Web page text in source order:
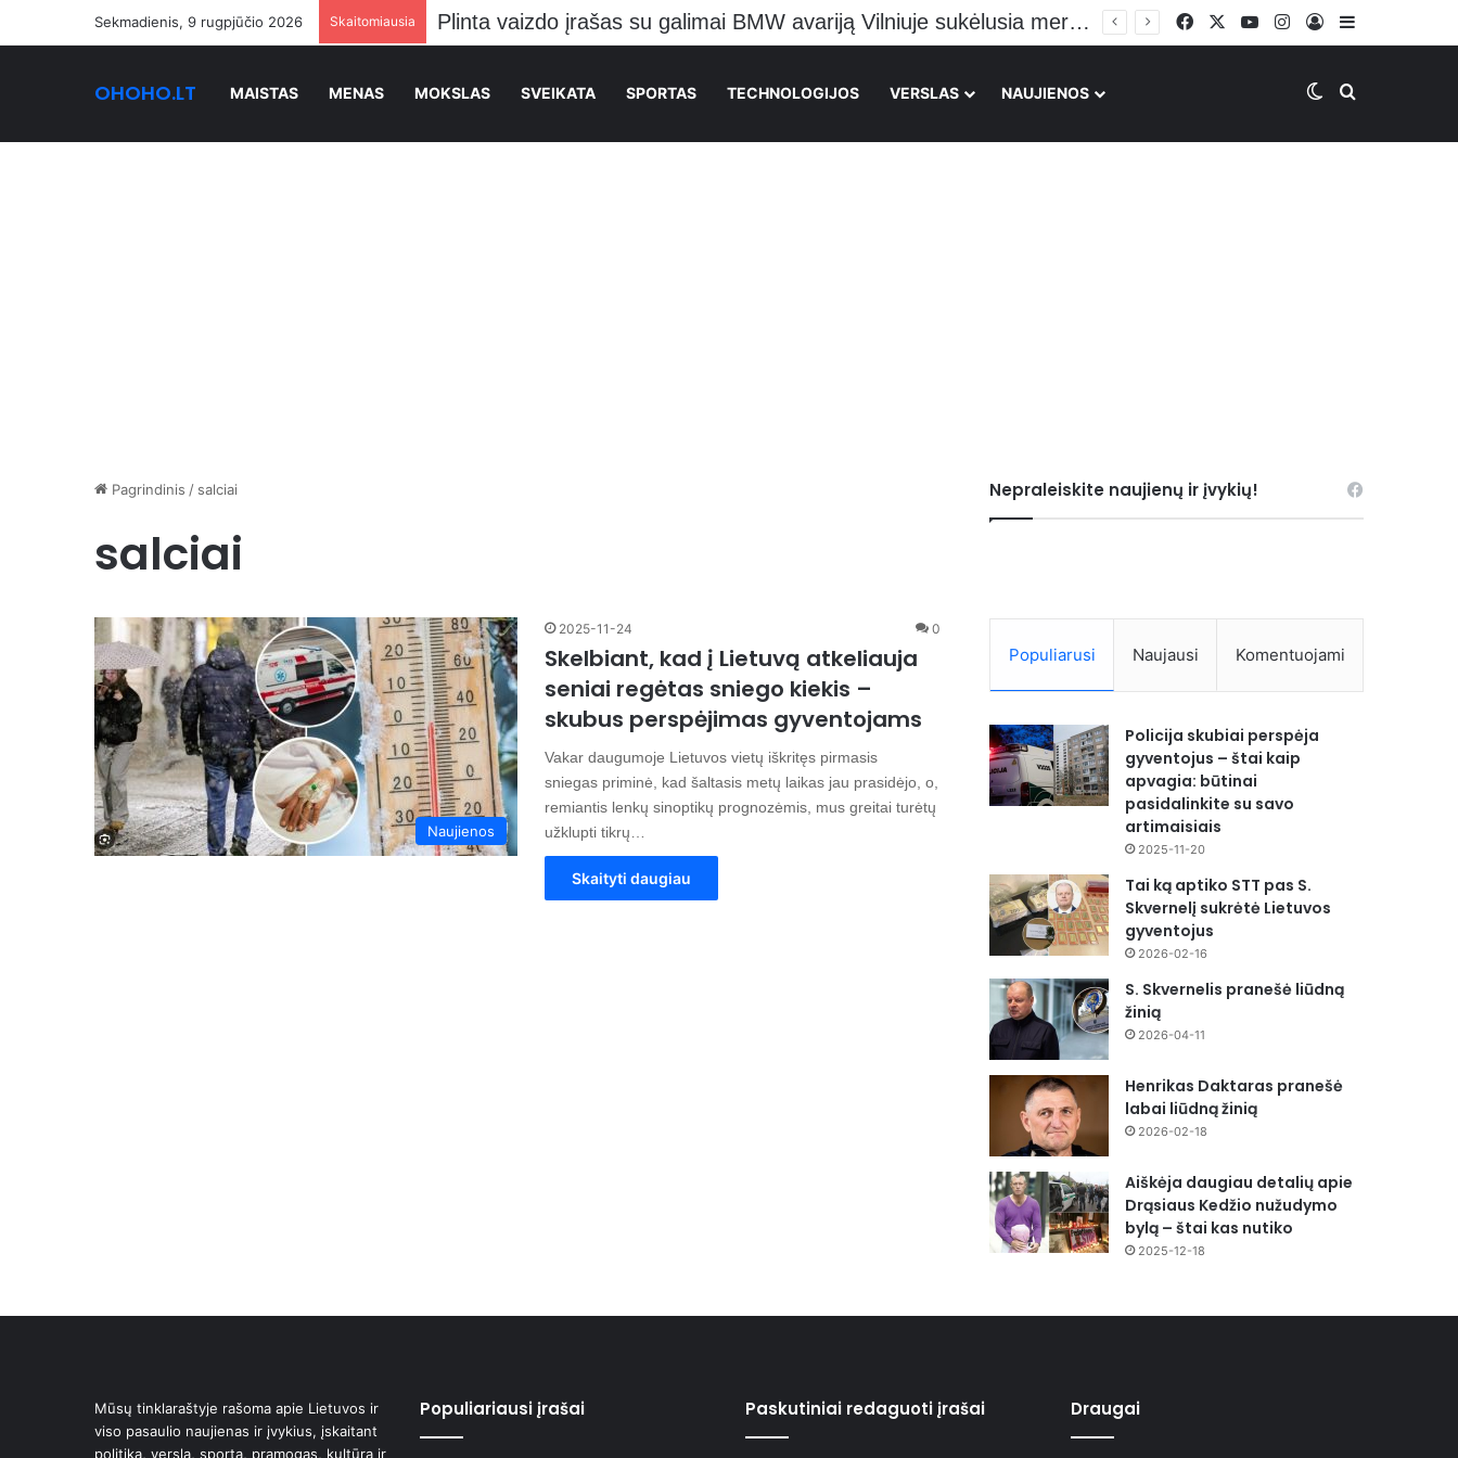
Sekmadienis, 9 rugpjūčio 2026 Skaitomiausia Plinta vaizdo įrašas su galimai BMW avariją Vilniuje sukėlusia mergina: vairuoja sėdėdama ant kelių FacebookYouTubeInstagramPrisijungti
Sidebar
OHOHO.LT MAISTAS MENAS MOKSLAS SVEIKATA SPORTAS TECHNOLOGIJOS VERSLAS NAUJIENOS Switch skin
Ieškoti
Pagrindinis / salciai
salciai
Naujienos
2025-11-24 0
Skelbiant, kad į Lietuvą atkeliauja
seniai regėtas sniego kiekis –
skubus perspėjimas gyventojams
Vakar daugumoje Lietuvos vietų iškritęs pirmasis
sniegas priminė, kad šaltasis metų laikas jau prasidėjo, o,
remiantis lenkų sinoptikų prognozėmis, mus greitai turėtų
užklupti tikrų…
Skaityti daugiau
Nepraleiskite naujienų ir įvykių!
Populiarusi Naujausi Komentuojami
Policija skubiai perspėja
gyventojus – štai kaip
apvagia: būtinai
pasidalinkite su savo
artimaisiais
2025-11-20
Tai ką aptiko STT pas S.
Skvernelį sukrėtė Lietuvos
gyventojus
2026-02-16
S. Skvernelis pranešė liūdną
žinią
2026-04-11
Henrikas Daktaras pranešė
labai liūdną žinią
2026-02-18
Aiškėja daugiau detalių apie
Drąsiaus Kedžio nužudymo
bylą – štai kas nutiko
2025-12-18
Mūsų tinklaraštyje rašoma apie Lietuvos ir
viso pasaulio naujienas ir įvykius, įskaitant
politiką, verslą, sportą, pramogas, kultūrą ir
Populiariausi įrašai Paskutiniai redaguoti įrašai Draugai